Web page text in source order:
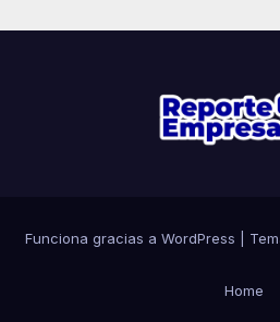
Funciona gracias a WordPress
Home